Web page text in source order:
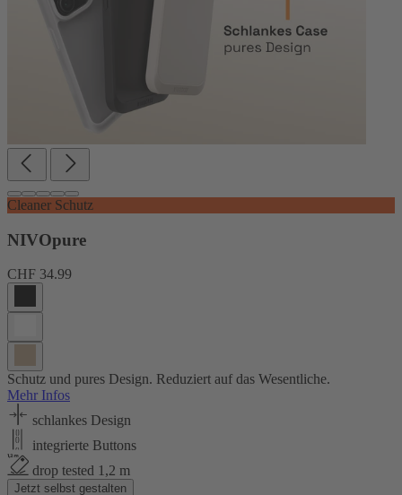
Cleaner Schutz
NIVOpure
CHF 34.99
Schutz und pures Design. Reduziert auf das Wesentliche.
Mehr Infos
schlankes Design
integrierte Buttons
drop tested 1,2 m
Jetzt selbst gestalten